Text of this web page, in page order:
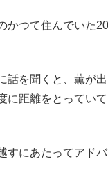
かつて住んでいた
話を聞くと、薫が
に距離をとってい
すにあたってアド